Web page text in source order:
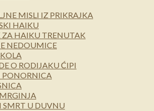
MISLI IZ PRIKRAJKA
HAIKU
ZA HAIKU TRENUTAK
NEDOUMICE
O RODIJAKU ĆIPI
PONORNICA
SMRT U DUVNU